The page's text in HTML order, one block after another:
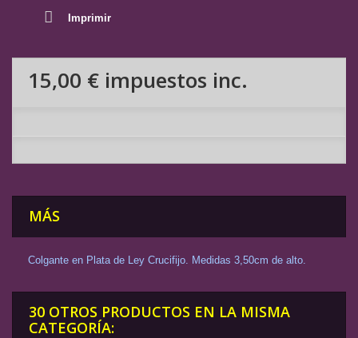
Imprimir
15,00 € impuestos inc.
MÁS
Colgante en Plata de Ley Crucifijo. Medidas 3,50cm de alto.
30 OTROS PRODUCTOS EN LA MISMA
CATEGORÍA: